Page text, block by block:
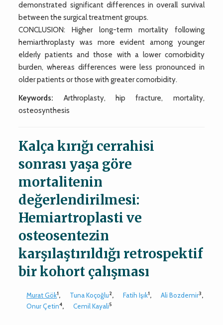
demonstrated significant differences in overall survival
between the surgical treatment groups.
CONCLUSION: Higher long-term mortality following
hemiarthroplasty was more evident among younger
elderly patients and those with a lower comorbidity
burden, whereas differences were less pronounced in
older patients or those with greater comorbidity.
Keywords: Arthroplasty, hip fracture, mortality,
osteosynthesis
Kalça kırığı cerrahisi
sonrası yaşa göre
mortalitenin
değerlendirilmesi:
Hemiartroplasti ve
osteosentezin
karşılaştırıldığı retrospektif
bir kohort çalışması
Murat Gök1, Tuna Koçoğlu2, Fatih Işık1, Ali Bozdemir3,
Onur Çetin4, Cemil Kayali5